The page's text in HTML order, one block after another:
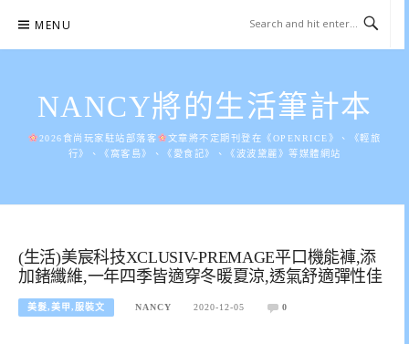
content
MENU
NANCY將的生活筆計本
2026食尚玩家駐站部落客
文章將不定期刊登在《OPENRICE》、《輕旅
行》、《窩客島》、《愛食記》、《波波黛麗》等媒體網站
(生活)美宸科技XCLUSIV-PREMAGE平口機能褲,添
加鍺纖維,一年四季皆適穿冬暖夏涼,透氣舒適彈性佳
美髮,美甲,服裝文 NANCY 2020-12-05 0